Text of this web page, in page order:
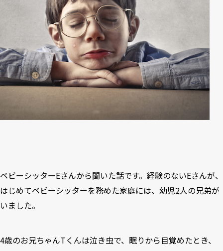
ベビーシッターEさんから聞いた話です。経験のないEさんが、
はじめてベビーシッターを務めた家庭には、幼児2人の兄弟が
いました。
4歳のお兄ちゃんTくんは泣き虫で、眠りから目覚めたとき、